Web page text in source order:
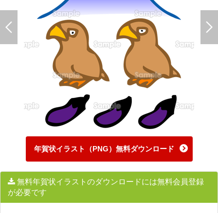
年賀状イラスト（PNG）無料ダウンロード
無料年賀状イラストのダウンロードには無料会員登録
が必要です